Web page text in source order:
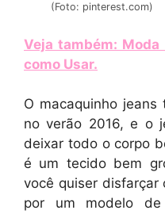
(Foto: pinterest.com)
Veja também:
como Usar.
O macaquinho
no verão 2016, e o
deixar todo o corpo
é um tecido bem
você quiser disfarçar
por um modelo de